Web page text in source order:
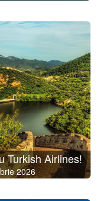
Turkish Airlines!
2026